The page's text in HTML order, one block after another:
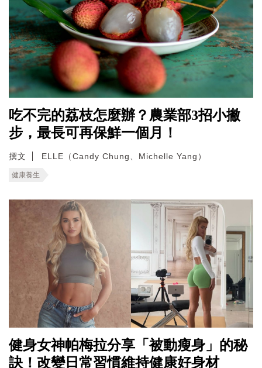
吃不完的荔枝怎麼辦？農業部3招小撇
步，最長可再保鮮一個月！
撰文 ELLE（Candy Chung、Michelle Yang）
健康養生
健身女神帕梅拉分享「被動瘦身」的秘
訣！改變日常習慣維持健康好身材